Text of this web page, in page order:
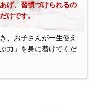
げ、習慣づけられるの
けです。
、お子さんが一生使え
力」を身に着けてくだ